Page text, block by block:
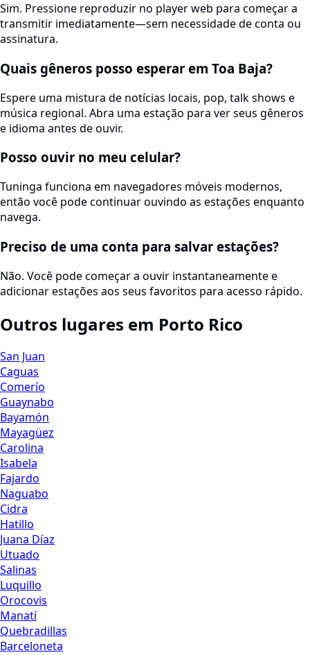
Sim. Pressione reproduzir no player web para começar a
transmitir imediatamente—sem necessidade de conta ou
assinatura.
Quais gêneros posso esperar em Toa Baja?
Espere uma mistura de notícias locais, pop, talk shows e
música regional. Abra uma estação para ver seus gêneros
e idioma antes de ouvir.
Posso ouvir no meu celular?
Tuninga funciona em navegadores móveis modernos,
então você pode continuar ouvindo as estações enquanto
navega.
Preciso de uma conta para salvar estações?
Não. Você pode começar a ouvir instantaneamente e
adicionar estações aos seus favoritos para acesso rápido.
Outros lugares em Porto Rico
San Juan
Caguas
Comerío
Guaynabo
Bayamón
Mayagüez
Carolina
Isabela
Fajardo
Naguabo
Cidra
Hatillo
Juana Díaz
Utuado
Salinas
Luquillo
Orocovis
Manatí
Quebradillas
Barceloneta